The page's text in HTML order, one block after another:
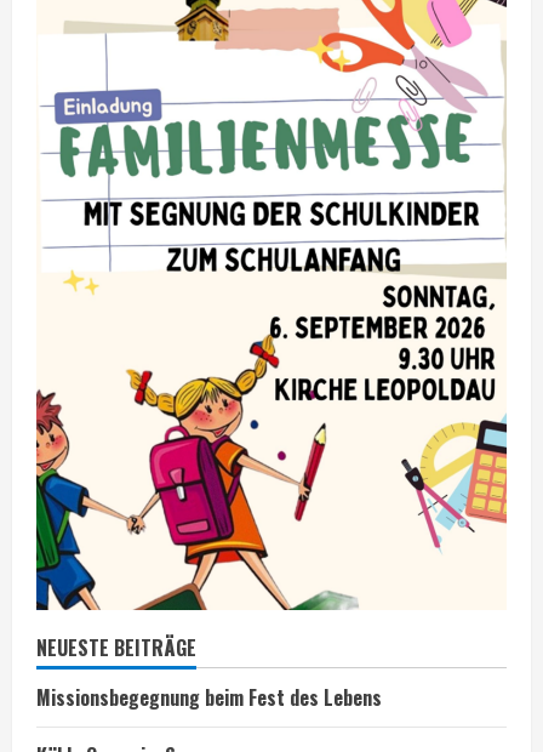
NEUESTE BEITRÄGE
Missionsbegegnung beim Fest des Lebens